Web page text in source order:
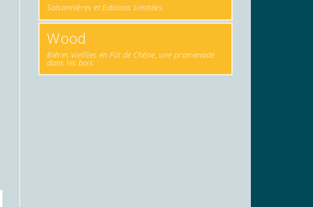
Saisonnières et Editions Limitées
Wood
Bières vieillies en Fût de Chêne, une promenade
dans les bois